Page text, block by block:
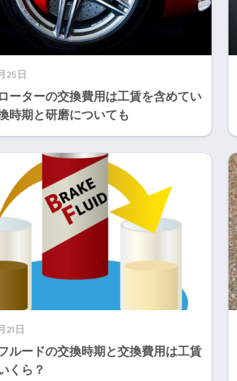
25日
ーターの交換費用は工賃を含めてい
時期と研磨についても
21日
ルードの交換時期と交換費用は工賃
くら？